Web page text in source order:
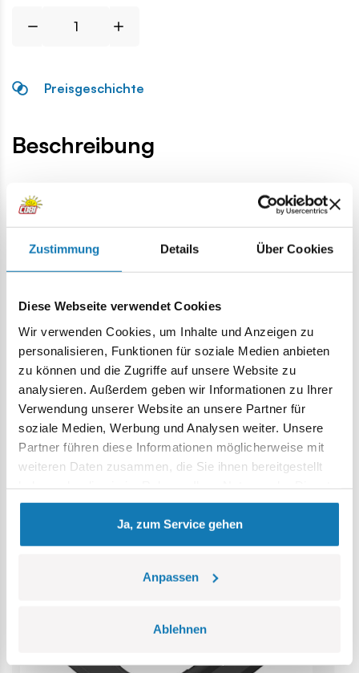
Zustimmung Details Über Cookies
Diese Webseite verwendet Cookies
Wir verwenden Cookies, um Inhalte und Anzeigen zu
personalisieren, Funktionen für soziale Medien anbieten
zu können und die Zugriffe auf unsere Website zu
analysieren. Außerdem geben wir Informationen zu Ihrer
Verwendung unserer Website an unsere Partner für
soziale Medien, Werbung und Analysen weiter. Unsere
Partner führen diese Informationen möglicherweise mit
weiteren Daten zusammen, die Sie ihnen bereitgestellt
gesammelt haben.
Ja, zum Service gehen
Anpassen
Ablehnen
Preisgeschichte
Beschreibung
Lokalizacja produktu:
Achtung: Nicht für Kinder unter 36 Monaten geeignet.
Erstickungsgefahr. Kleine Teile könnten verschluckt
werden. Wir empfehlen, die Verpackung als Referenz
aufzubewahren. Modell und Farben können leicht von der
Abbildung abweichen.
Kategorie Bestseller